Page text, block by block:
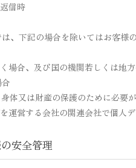
信時
、下記の場合を除いてはお客様
場合、及び国の機関若しくは地
体又は財産の保護のために必要
運営する会社の関連会社で個人
安全管理